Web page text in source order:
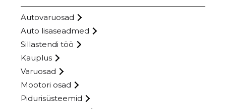
Autovaruosad
Auto lisaseadmed
Sillastendi töö
Kauplus
Varuosad
Mootori osad
Pidurisüsteemid